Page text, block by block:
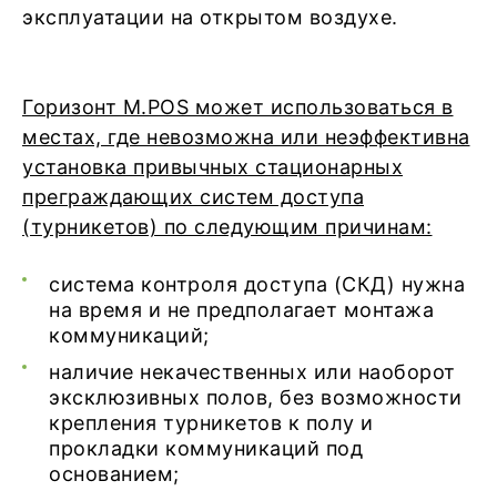
эксплуатации на открытом воздухе.
Горизонт M.POS может использоваться в
местах, где невозможна или неэффективна
установка привычных стационарных
преграждающих систем доступа
(турникетов) по следующим причинам:
система контроля доступа (СКД) нужна
на время и не предполагает монтажа
коммуникаций;
наличие некачественных или наоборот
эксклюзивных полов, без возможности
крепления турникетов к полу и
прокладки коммуникаций под
основанием;